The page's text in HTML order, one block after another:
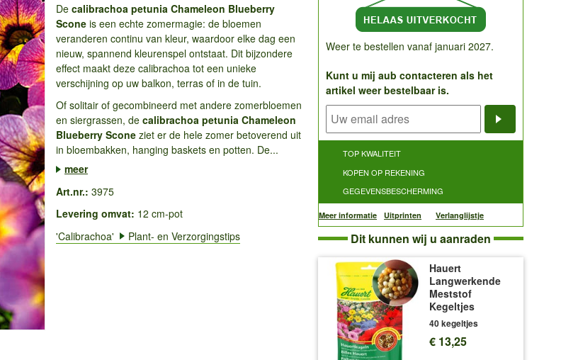
De calibrachoa petunia Chameleon Blueberry
Sconeis een echte zomermagie: de bloemen
veranderen continu van kleur, waardoor elke dag een
nieuw, spannend kleurenspel ontstaat. Dit bijzondere
effect maakt deze calibrachoa tot een unieke
verschijning op uw balkon, terras of in de tuin.
Of solitair of gecombineerd met andere zomerbloemen
en siergrassen, de calibrachoa petunia Chameleon
Blueberry Sconeziet er de hele zomer betoverend uit
in bloembakken, hanging baskets en potten. De...
meer
Art.nr.: 3975
Levering omvat: 12 cm-pot
'Calibrachoa'
Plant- en Verzorgingstips
Weer te bestellen vanaf januari 2027.
Kunt u mij aub contacteren als het
artikel weer bestelbaar is.
TOP KWALITEIT
KOPEN OP REKENING
GEGEVENSBESCHERMING
Meer informatie Uitprinten Verlanglijstje
Dit kunnen wij u aanraden
Hauert
Langwerkende
Meststof
Kegeltjes
40 kegeltjes
€ 13,25